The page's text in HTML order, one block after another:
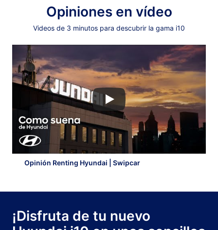
Opiniones en vídeo
Videos de 3 minutos para descubrir la gama i10
Opinión Renting Hyundai | Swipcar
¡Disfruta de tu nuevo